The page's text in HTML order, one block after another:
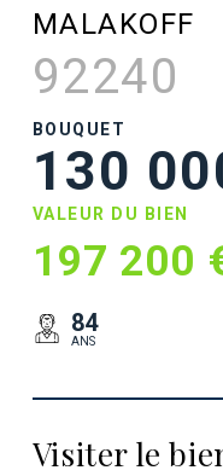
MALAKOFF
92240
BOUQUET
130
VALEUR DU BIEN
197 200
84
ANS
Visiter le